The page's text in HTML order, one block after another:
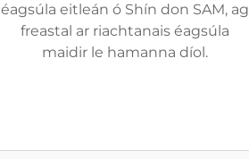
éagsúla eitleán ó Shín don SAM, ag
freastal ar riachtanais éagsúla
maidir le hamanna díol.